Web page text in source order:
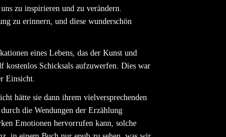
zu inspirieren und zu verändern.
zu erinnern, und diese wunderschön
eines Lebens, das der Kunst und
Schicksals aufzuwerfen. Dies war
Einsicht.
hätte sie dann ihrem vielversprechenden
die Wendungen der Erzählung
Emotionen hervorrufen kann, solche